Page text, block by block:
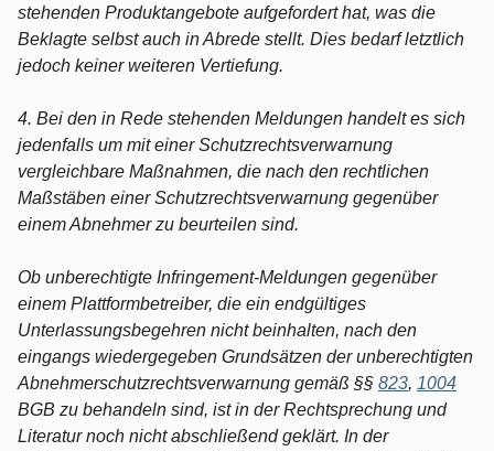
stehenden Produktangebote aufgefordert hat, was die
Beklagte selbst auch in Abrede stellt. Dies bedarf letztlich
jedoch keiner weiteren Vertiefung.
4. Bei den in Rede stehenden Meldungen handelt es sich
jedenfalls um mit einer Schutzrechtsverwarnung
vergleichbare Maßnahmen, die nach den rechtlichen
Maßstäben einer Schutzrechtsverwarnung gegenüber
einem Abnehmer zu beurteilen sind.
Ob unberechtigte Infringement-Meldungen gegenüber
einem Plattformbetreiber, die ein endgültiges
Unterlassungsbegehren nicht beinhalten, nach den
eingangs wiedergegeben Grundsätzen der unberechtigten
Abnehmerschutzrechtsverwarnung gemäß §§ 823, 1004
BGB zu behandeln sind, ist in der Rechtsprechung und
Literatur noch nicht abschließend geklärt. In der